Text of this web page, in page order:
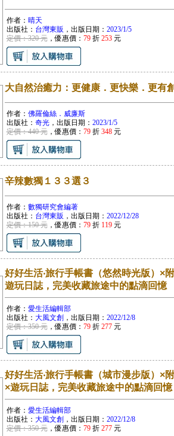
作者： 晴天
出版社： 台灣東販 ，出版日期： 2023/1/5
定價：320 元，優惠價： 79折 253元
大自然治癒力：更健康．更快樂．更有
作者： 佛羅倫絲．威廉斯
出版社： 奇光，出版日期： 2023/1/5
定價：440 元，優惠價： 79折 348元
辛辣數獨１３３選３
作者： 數獨研究會編著
出版社： 台灣東販 ，出版日期： 2022/12/28
定價：150 元，優惠價： 79折 119元
好好生活‧旅行手帳書（悠然時光版）×
遊玩日誌，完美收藏旅途中的點滴回憶
作者： 愛生活編輯部
出版社： 大風文創 ，出版日期： 2022/12/8
定價：350 元，優惠價： 79折 277元
好好生活‧旅行手帳書（城市漫步版）×
×遊玩日誌，完美收藏旅途中的點滴回憶
作者： 愛生活編輯部
出版社： 大風文創 ，出版日期： 2022/12/8
定價：350 元，優惠價： 79折 277元